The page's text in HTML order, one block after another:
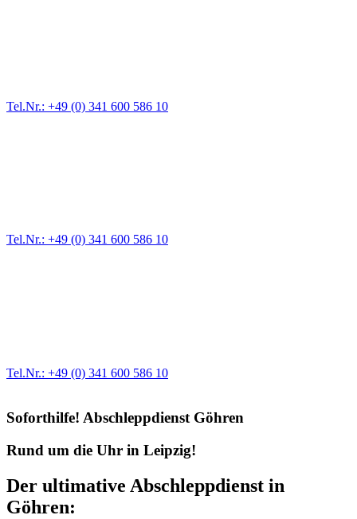
Tel.Nr.: +49 (0) 341 600 586 10
Tel.Nr.: +49 (0) 341 600 586 10
Tel.Nr.: +49 (0) 341 600 586 10
Soforthilfe! Abschleppdienst Göhren
Rund um die Uhr in Leipzig!
Der ultimative Abschleppdienst in
Göhren: